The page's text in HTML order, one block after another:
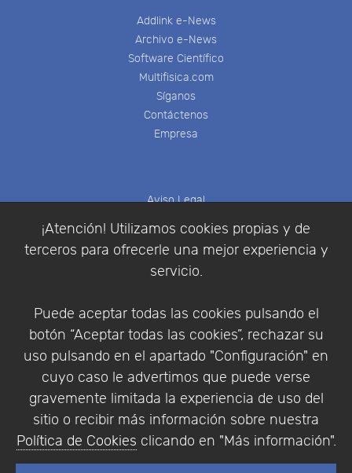
¡Atención! Utilizamos cookies propias y de
terceros para ofrecerle una mejor experiencia y
servicio.
Puede aceptar todas las cookies pulsando el
botón “Aceptar todas las cookies”, rechazar su
uso pulsando en el apartado "Configuración" en
cuyo caso le advertimos que puede verse
gravemente limitada la experiencia de uso del
sitio o recibir más información sobre nuestra
Política de Cookies clicando en "Más información".
Addlink e-News
Archivo e-News
Software Científico
Multifisica.com
Síganos
Contáctenos
Empresa
Aviso Legal
Política de Privacidad
Condiciones de compra
Identificarse
Empresa|Aviso Legal| Política de Privacidad |
Política de Cookies
© Copyright 1994 - 2026. Addlink Software
Científico, S.L.